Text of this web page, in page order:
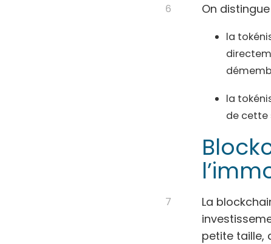
On distingue
la
la
de cette
La
petite taille,